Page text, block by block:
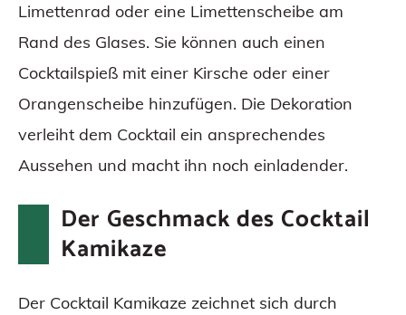
Limettenrad oder eine Limettenscheibe am
Rand des Glases. Sie können auch einen
Cocktailspieß mit einer Kirsche oder einer
Orangenscheibe hinzufügen. Die Dekoration
verleiht dem Cocktail ein ansprechendes
Aussehen und macht ihn noch einladender.
Der Geschmack des Cocktail
Kamikaze
Der Cocktail Kamikaze zeichnet sich durch